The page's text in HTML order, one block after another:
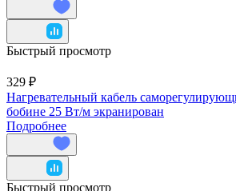
Быстрый просмотр
329 ₽
Нагревательный кабель
бобине 25 Вт/м экранирован
Подробнее
Быстрый просмотр